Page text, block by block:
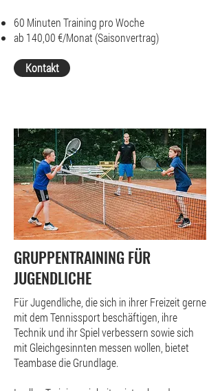
60 Minuten Training pro Woche
ab 140,00 €/Monat (Saisonvertrag)
Kontakt
GRUPPENTRAINING FÜR
JUGENDLICHE
Für Jugendliche, die sich in ihrer Freizeit gerne
mit dem Tennissport beschäftigen, ihre
Technik und ihr Spiel verbessern sowie sich
mit Gleichgesinnten messen wollen, bietet
Teambase die Grundlage.